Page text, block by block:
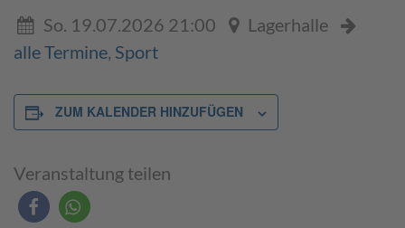
So. 19.07.2026 21:00
Lagerhalle
alle Termine, Sport
ZUM KALENDER HINZUFÜGEN
Veranstaltung teilen